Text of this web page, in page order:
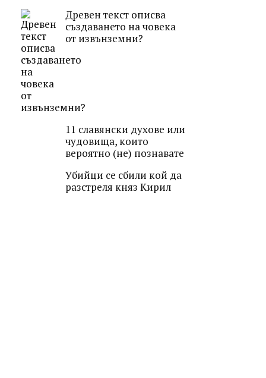
Древен текст описва
създаването на човека
от извънземни?
11 славянски духове или
чудовища, които
вероятно (не) познавате
Убийци се сбили кой да
разстреля княз Кирил